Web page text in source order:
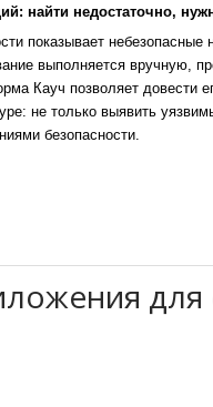
найти недостаточно,
показывает
выполняется вручную,
Кауч позволяет довести
не только выявить
безопасности.